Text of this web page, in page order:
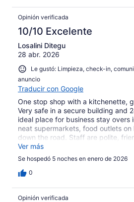
Opinión verificada
10/10 Excelente
Losalini Ditegu
28 abr. 2026
Le gustó: Limpieza, check-in,
anuncio
Traducir con Google
One stop shop with a kitchenette,
Very safe in a secure building and
ideal place for business stay overs
neat supermarkets, food outlets on
down the road. Staff are polite,
- accessible and very safe on site
fault at all - our handy / favourite
visiting Suva
Ver más
Se hospedó 5 noches en enero de 2026
0
Opinión verificada